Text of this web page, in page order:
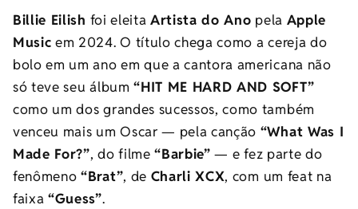
Billie Eilish foi eleitaArtista do Ano pela Apple
Music em 2024. O título chega como a cereja do
bolo em um ano em que a cantora americana não
só teve seu álbum“HIT ME HARD AND SOFT”
como um dos grandes sucessos, como também
venceu mais um Oscar — pela canção “What Was I
Made For?”, do filme“Barbie” — e fez parte do
fenômeno“Brat”, de Charli XCX, com um feat na
faixa“Guess”.